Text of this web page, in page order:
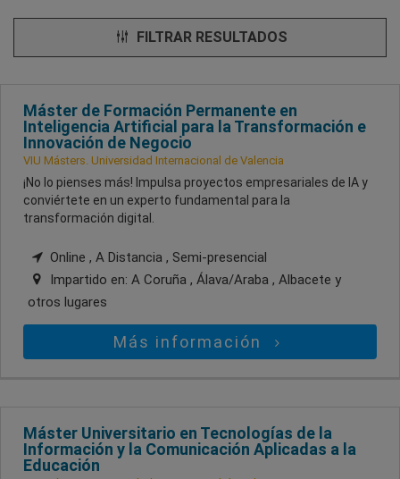
FILTRAR RESULTADOS
Máster de Formación Permanente en
Inteligencia Artificial para la Transformación e
Innovación de Negocio
VIU Másters. Universidad Internacional de Valencia
¡No lo pienses más! Impulsa proyectos empresariales de IA y
conviértete en un experto fundamental para la
transformación digital.
Online , A Distancia , Semi-presencial
Impartido en: A Coruña , Álava/Araba , Albacete y
otros lugares
Más información
Máster Universitario en Tecnologías de la
Información y la Comunicación Aplicadas a la
Educación